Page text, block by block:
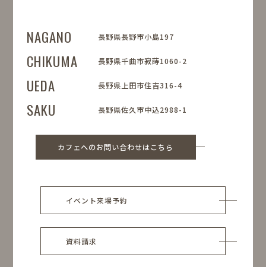
NAGANO 長野県長野市小島197
CHIKUMA 長野県千曲市寂蒔1060-2
UEDA 長野県上田市住吉316-4
SAKU 長野県佐久市中込2988-1
カフェへのお問い合わせはこちら
イベント来場予約
資料請求